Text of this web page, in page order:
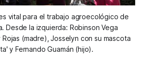
vital para el trabajo agroecológico de
Desde la izquierda: Robinson Vega
(madre), Josselyn con su mascota
y Fernando Guamán (hijo).